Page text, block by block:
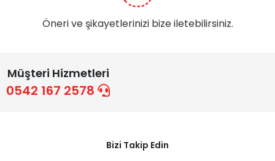
Öneri ve şikayetlerinizi bize iletebilirsiniz.
Müşteri Hizmetleri
0542 167 2578
Bizi Takip Edin